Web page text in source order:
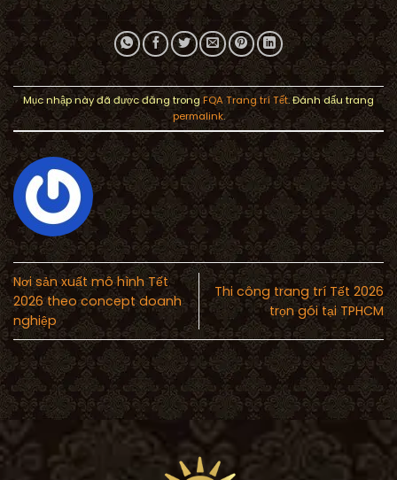
Mục nhập này đã được đăng trongFQA Trang trí Tết. Đánh dấu trang
permalink.
Nơi sản xuất mô hình Tết
2026 theo concept doanh
nghiệp
Thi công trang trí Tết 2026
trọn gói tại TPHCM